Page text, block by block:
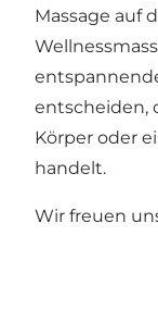
Massage auf
entscheiden,
Körper oder
handelt.
Wir freuen